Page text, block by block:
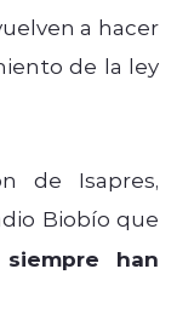
a hacer
de la ley
de Isapres,
Biobío que
han